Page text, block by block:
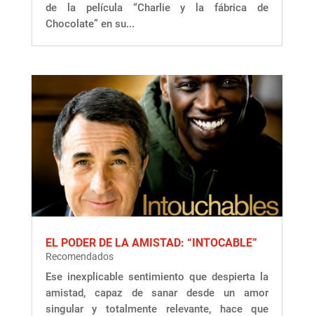
de la película “Charlie y la fábrica de
Chocolate” en su...
EL PODER DE LA AMISTAD: “INTOCABLE”
Recomendados
Ese inexplicable sentimiento que despierta la
amistad, capaz de sanar desde un amor
singular y totalmente relevante, hace que